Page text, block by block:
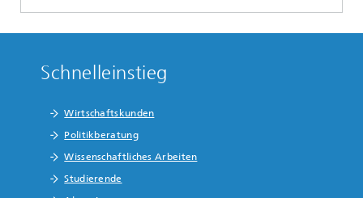
Schnelleinstieg
Wirtschaftskunden
Politikberatung
Wissenschaftliches Arbeiten
Studierende